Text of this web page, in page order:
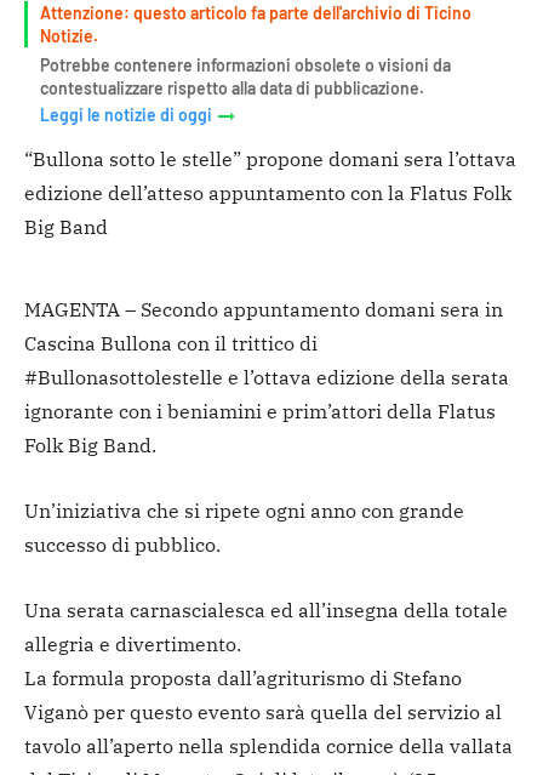
Attenzione: questo articolo fa parte dell'archivio di Ticino
Notizie.
Potrebbe contenere informazioni obsolete o visioni da
contestualizzare rispetto alla data di pubblicazione.
Leggi le notizie di oggi
“Bullona sotto le stelle” propone domani sera l’ottava
edizione dell’atteso appuntamento con la Flatus Folk
Big Band
MAGENTA – Secondo appuntamento domani sera in
Cascina Bullona con il trittico di
#Bullonasottolestelle e l’ottava edizione della serata
ignorante con i beniamini e prim’attori della Flatus
Folk Big Band.
Un’iniziativa che si ripete ogni anno con grande
successo di pubblico.
Una serata carnascialesca ed all’insegna della totale
allegria e divertimento.
La formula proposta dall’agriturismo di Stefano
Viganò per questo evento sarà quella del servizio al
tavolo all’aperto nella splendida cornice della vallata